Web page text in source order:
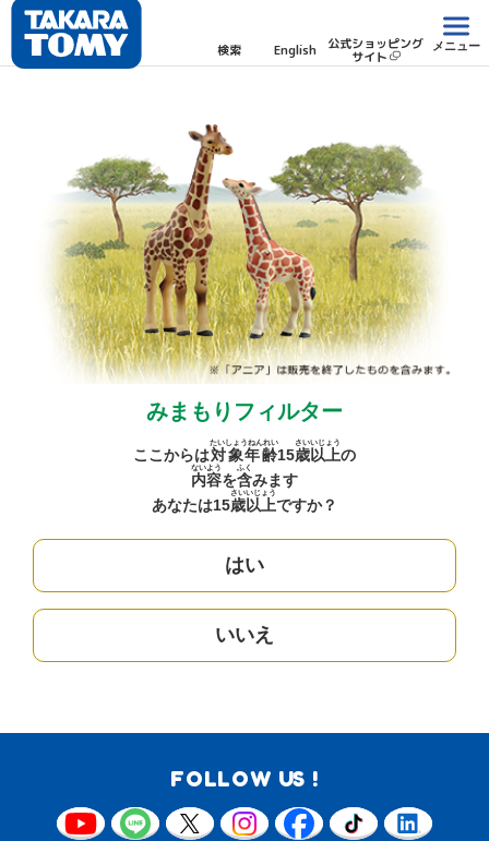
検索 English 公式ショッピング
サイト
メニュー
みまもりフィルター
ここからは対象年齢
たいしょうねんれい
15歳
さい
以上
いじょう
の
内容
ないよう
を含
ふく
みます
あなたは15歳
さい
以上
いじょう
ですか？
はい
いいえ
FOLLOW US !